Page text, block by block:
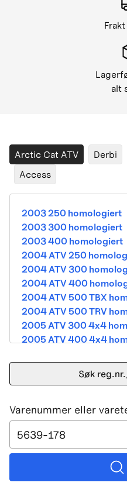
alt
Arctic Cat ATV Derbi
Access
2003 250 homologiert
2003 300 homologiert
2003 400 homologiert
2004 ATV 250
2004 ATV 300
2004 ATV 400
2004 ATV 500 TBX
2004 ATV 500 TRV
2005 ATV 300 4x4
2005 ATV 400 4x4
2005 ATV 500 TRV
2005 ATV 500i 4x4A
2005 DVX 400 street
2006 250 Utility Street
2006 400 Street Legal
2006 400 3in1 Street
2006 400 dvx street-
2006 500 4x4A Street
Søk
Varenummer eller